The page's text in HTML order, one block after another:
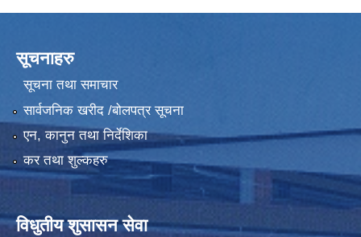
सूचनाहरु
सूचना तथा समाचार
सार्वजनिक खरीद /बोलपत्र सूचना
एन, कानुन तथा निर्देशिका
कर तथा शुल्कहरु
विधुतीय शुसासन सेवा